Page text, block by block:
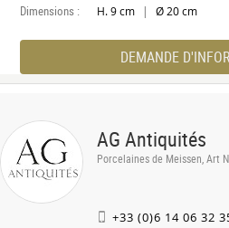
Dimensions : H. 9 cm | Ø 20 cm
DEMANDE
AG Antiquités
Porcelaines de Meissen, Art
+33 (0)6 14 06 32